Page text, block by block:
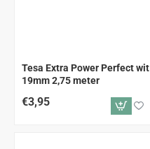
Tesa Extra Power Perfect wit
19mm 2,75 meter
€3,95